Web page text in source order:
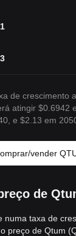
de crescimento
atingir $0.6942
e $2.13 em
vender
de
numa taxa de
preço de Qtum